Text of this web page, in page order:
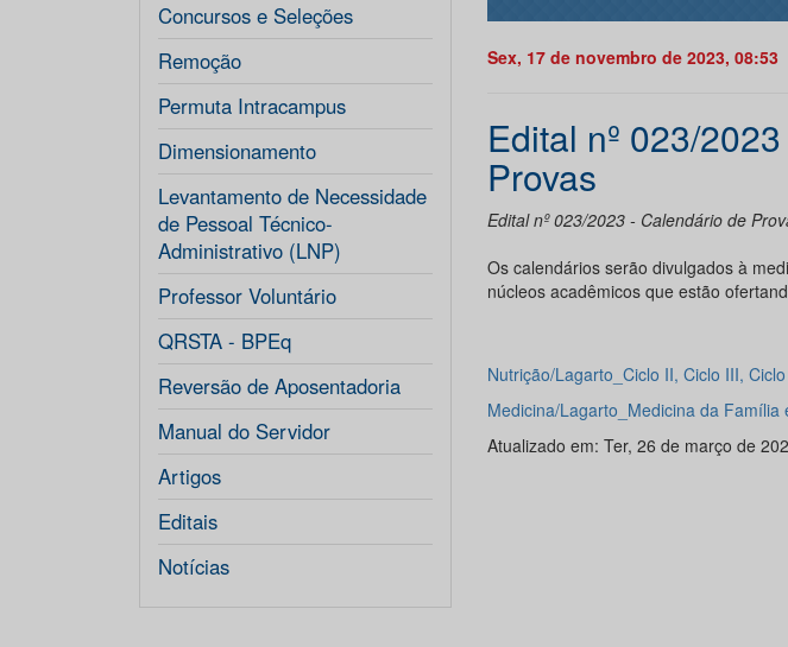
Concursos e Seleções
Remoção
Permuta Intracampus
Dimensionamento
Levantamento de Necessidade
de Pessoal Técnico-
Administrativo (LNP)
Professor Voluntário
QRSTA - BPEq
Reversão de Aposentadoria
Manual do Servidor
Artigos
Editais
Notícias
Sex, 17 de novembro de 2023, 08:53
Edital nº 023/
Provas
Edital nº 023/2023 - Calendário de
Os calendários serão divulgados à
núcleos acadêmicos que estão
Nutrição/Lagarto_Ciclo II, Ciclo III,
Medicina/Lagarto_Medicina da
Atualizado em: Ter, 26 de março de